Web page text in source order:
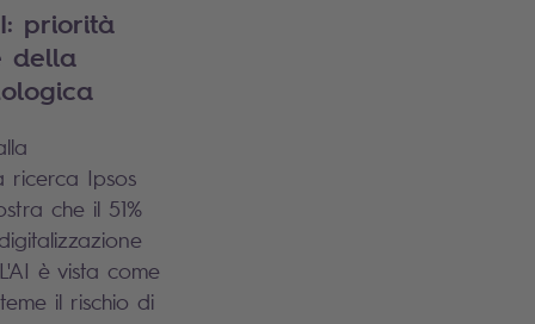
priorità
della
ricerca Ipsos
che il 51%
è vista come
il rischio di